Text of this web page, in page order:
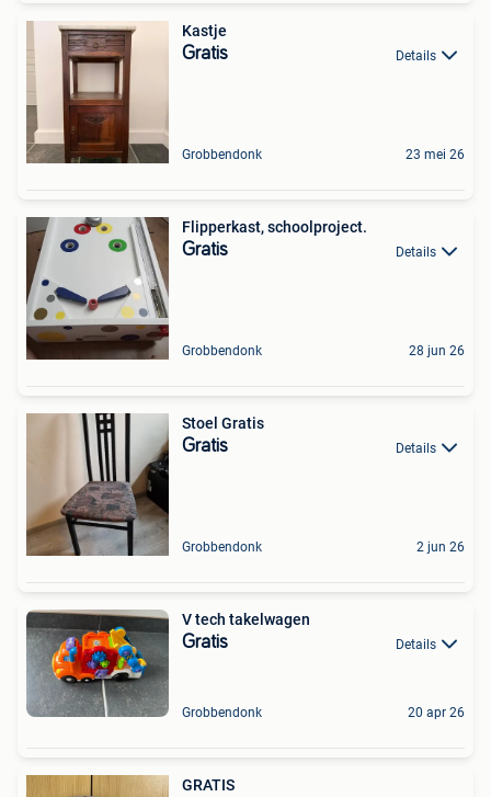
Kastje
Gratis Details
Grobbendonk 23 mei 26
Flipperkast, schoolproject.
Gratis Details
Grobbendonk 28 jun 26
Stoel Gratis
Gratis Details
Grobbendonk 2 jun 26
V tech takelwagen
Gratis Details
Grobbendonk 20 apr 26
GRATIS